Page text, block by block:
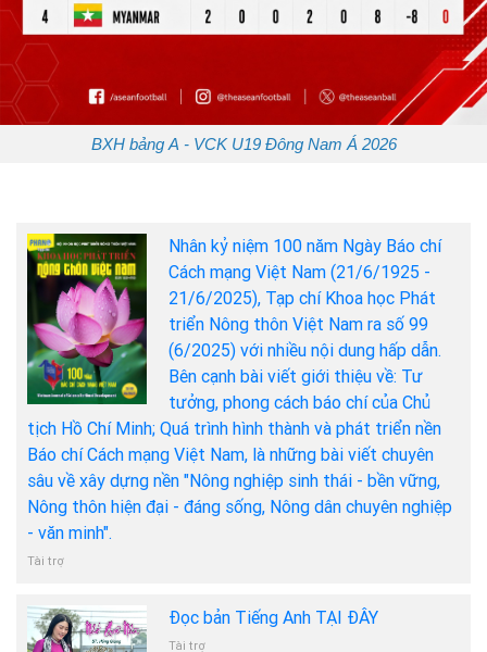
BXH bảng A - VCK U19 Đông Nam Á 2026
Nhân kỷ niệm 100 năm Ngày Báo chí
Cách mạng Việt Nam (21/6/1925 -
21/6/2025), Tạp chí Khoa học Phát
triển Nông thôn Việt Nam ra số 99
(6/2025) với nhiều nội dung hấp dẫn.
Bên cạnh bài viết giới thiệu về: Tư
tưởng, phong cách báo chí của Chủ
tịch Hồ Chí Minh; Quá trình hình thành và phát triển nền
Báo chí Cách mạng Việt Nam, là những bài viết chuyên
sâu về xây dựng nền "Nông nghiệp sinh thái - bền vững,
Nông thôn hiện đại - đáng sống, Nông dân chuyên nghiệp
- văn minh".
Tài trợ
Đọc bản Tiếng Anh TẠI ĐÂY
Tài trợ